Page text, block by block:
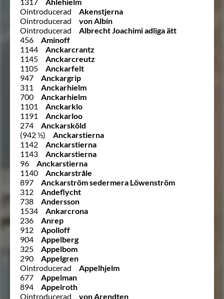
Ointroducerad
Akenstjerna
Ointroducerad
von Albin
Ointroducerad
Albrecht Joachimi adliga ätt
456
Aminoff
1144
Anckarcrantz
1145
Anckarcreutz
1105
Anckarfelt
947
Anckargrip
311
Anckarhielm
700
Anckarhielm
1101
Anckarklo
1191
Anckarloo
274
Anckarsköld
(942 ½)
Anckarstierna
1142
Anckarstierna
1143
Anckarstierna
96
Anckarstierna
1140
Anckarstråle
897
Anckarström sedermera Löwenström
312
Andeflycht
738
Andersson
1534
Ankarcrona
236
Anrep
912
Apolloff
904
Appelberg
325
Appelbom
290
Appelgren
Ointroducerad
Appelhjelm
677
Appelman
894
Appelroth
Ointroducerad
von Arendten